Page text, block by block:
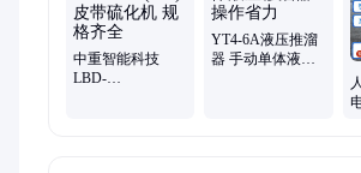
中重智能科技
LBD-
YT4-6A液压推溜
器 手动单体液压